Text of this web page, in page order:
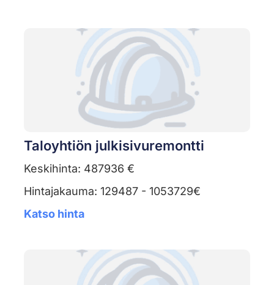
Taloyhtiön julkisivuremontti
Keskihinta: 487936 €
Hintajakauma: 129487 - 1053729€
Katso hinta